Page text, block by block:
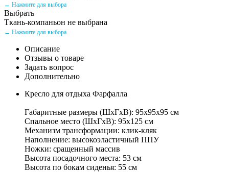
← Нажмите для выбора
Выбрать
Ткань-компаньон не выбрана
← Нажмите для выбора
Описание
Отзывы о товаре
Задать вопрос
Дополнительно
Кресло для отдыха Фарфалла
Габаритные размеры (ШхГхВ): 95х95х95 см
Спальное место (ШхГхВ): 95х125 см
Механизм трансформации: клик-кляк
Наполнение: высокоэластичный ППУ
Ножки: сращенный массив
Высота посадочного места: 53 см
Высота по бокам сиденья: 55 см